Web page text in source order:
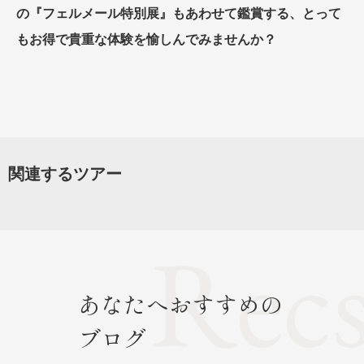
の『フェルメール特別展』もあわせて鑑賞する、とって
もお得で貴重な体験を愉しんでみませんか？
関連するツアー
あなたへおすすめの
ブログ